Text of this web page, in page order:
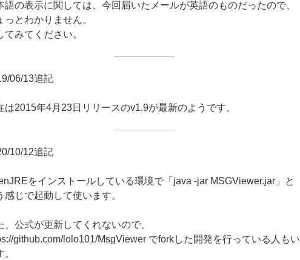
語の表示に関しては、今回届いたメールが英語のものだったので、
っとわかりません。
てみてください。
06/13追記
は2015年4月23日リリースのv1.9が最新のようです。
10/12追記
をインストールしている環境で「java -jar MSGViewer.jar」と
感じで起動して使います。
、公式が更新してくれないので、
github.com/lolo101/MsgViewer でforkした開発を行っている人もい
。